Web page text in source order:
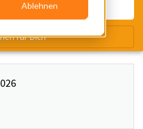
Ablehnen
für Dich